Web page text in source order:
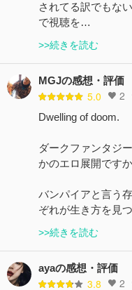
されてる訳でもな
で視聴を…
>>続きを読む
MGJの感想・評価
5.0 2
Dwelling of doom.
ダークファンタジ
かのエロ展開です
バンパイアと言う
ぞれが生き方を見
>>続きを読む
ayaの感想・評価
3.8 2